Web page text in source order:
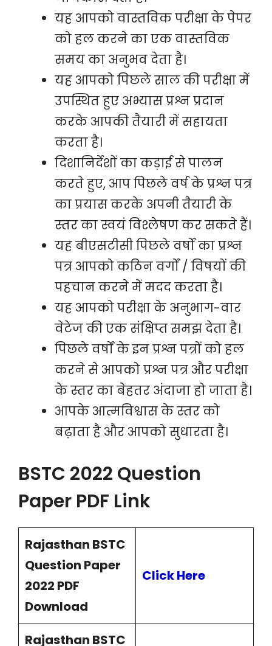
यह आपको वास्तविक परीक्षा के पेपर
को हल करने का एक वास्तविक
समय का अनुभव देता है।
यह आपको पिछले साल की परीक्षा में
उपस्थित हुए अभ्यास प्रश्न प्रदान
करके आपकी तैयारी में सहायता
करता है।
दिशानिर्देशों का कड़ाई से पालन
करते हुए, आप पिछले वर्ष के प्रश्न पत्र
का प्रयास करके अपनी तैयारी के
स्तर का स्वयं विश्लेषण कर सकते हैं।
यह बीएसटीसी पिछले वर्षों का प्रश्न
पत्र आपको कठिन वर्गों / विषयों की
पहचान करने में मदद करता है।
यह आपको परीक्षा के अनुभाग-वार
वेटेज की एक संक्षिप्त समझ देता है।
पिछले वर्षों के इन प्रश्न पत्रों को हल
करने से आपको प्रश्न पत्र और परीक्षा
के स्तर का बेहतर अंदाजा हो जाता है।
आपके आत्मविश्वास के स्तर को
बढ़ाता है और आपको सुधारता है।
BSTC 2022 Question
Paper PDF Link
Rajasthan BSTC
Question Paper
2022 PDF
Download
Click Here
Rajasthan BSTC